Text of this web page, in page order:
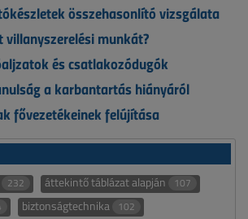
összehasonlító vizsgálata
villanyszerelési munkát?
és csatlakozódugók
a karbantartás hiányáról
fővezetékeinek felújítása
232 áttekintő táblázat alapján 107
biztonságtechnika 102